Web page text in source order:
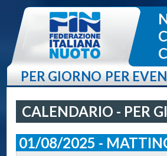
PER GIORNO PER
CALENDARIO - PER
01/08/2025 -